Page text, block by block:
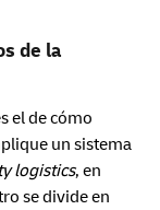
de la
el de cómo
un sistema
logistics, en
se divide en